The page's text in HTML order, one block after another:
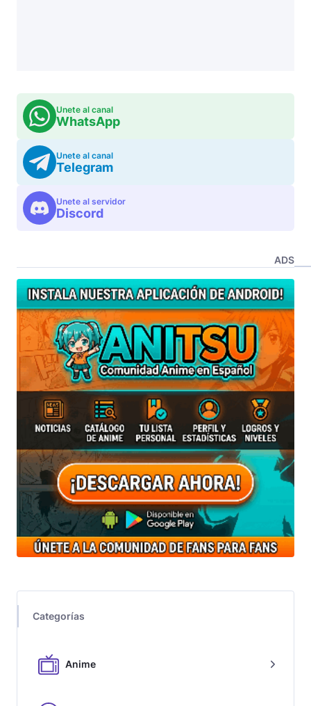
Unete al canal
WhatsApp
Unete al canal
Telegram
Unete al servidor
Discord
ADS
Categorías
Anime